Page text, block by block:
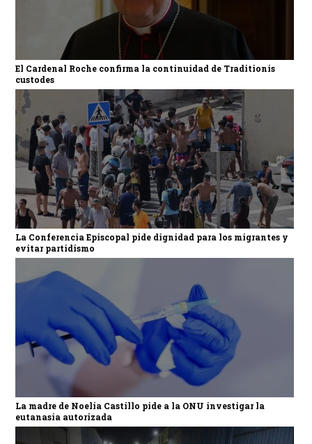
El Cardenal Roche confirma la continuidad de Traditionis
custodes
La Conferencia Episcopal pide dignidad para los migrantes y
evitar partidismo
La madre de Noelia Castillo pide a la ONU investigar la
eutanasia autorizada